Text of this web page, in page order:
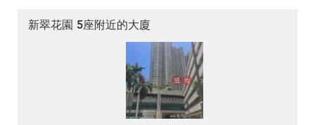
新翠花園 5座附近的大廈